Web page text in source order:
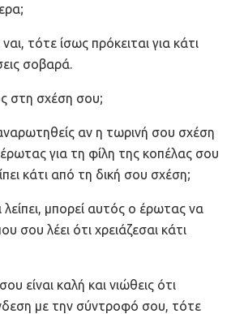
τότε ίσως πρόκειται για κάτι
σοβαρά.
στη σχέση σου;
αν η τωρινή σου σχέση
για τη φίλη της κοπέλας σου
κάτι από τη δική σου σχέση;
λείπει, μπορεί αυτός ο έρωτας να
σου λέει ότι χρειάζεσαι κάτι
είναι καλή και νιώθεις ότι
με την σύντροφό σου, τότε